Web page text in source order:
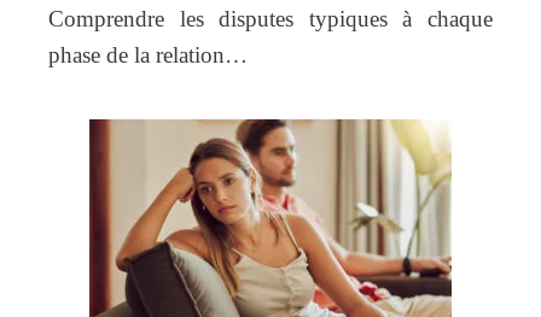
Comprendre les disputes typiques à chaque
phase de la relation…